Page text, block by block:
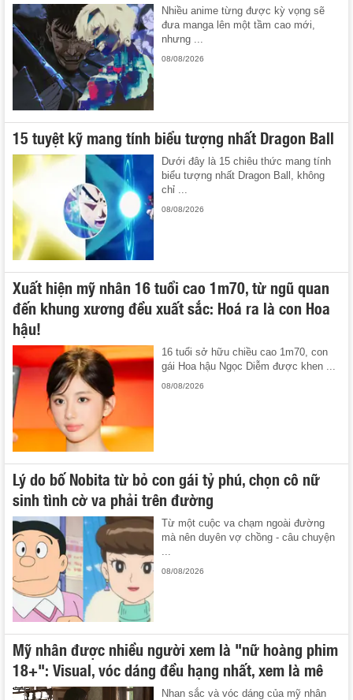
Nhiều anime từng được kỳ vọng sẽ
đưa manga lên một tầm cao mới,
nhưng ...
08/08/2026
15 tuyệt kỹ mang tính biểu tượng nhất Dragon Ball
Dưới đây là 15 chiêu thức mang tính
biểu tượng nhất Dragon Ball, không
chỉ ...
08/08/2026
Xuất hiện mỹ nhân 16 tuổi cao 1m70, từ ngũ quan
đến khung xương đều xuất sắc: Hoá ra là con Hoa
hậu!
16 tuổi sở hữu chiều cao 1m70, con
gái Hoa hậu Ngọc Diễm được khen ...
08/08/2026
Lý do bố Nobita từ bỏ con gái tỷ phú, chọn cô nữ
sinh tình cờ va phải trên đường
Từ một cuộc va chạm ngoài đường
mà nên duyên vợ chồng - câu chuyện
08/08/2026
Mỹ nhân được nhiều người xem là "nữ hoàng phim
18+": Visual, vóc dáng đều hạng nhất, xem là mê
Nhan sắc và vóc dáng của mỹ nhân